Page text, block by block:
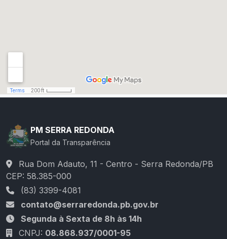
PM SERRA REDONDA
Portal da Transparência
Rua Dom Adauto, 11 - Centro - Serra Redonda/PB
CEP: 58.385-000
(83) 3399-4081
contato@serraredonda.pb.gov.br
Segunda à Sexta de 8h às 14h
CNPJ: 08.868.937/0001-95